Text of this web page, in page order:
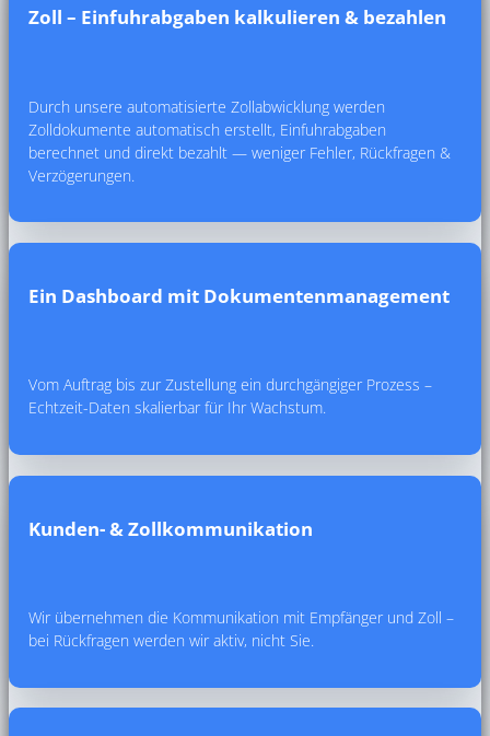
Zoll – Einfuhrabgaben kalkulieren & bezahlen
Durch unsere automatisierte Zollabwicklung werden
Zolldokumente automatisch erstellt, Einfuhrabgaben
berechnet und direkt bezahlt — weniger Fehler, Rückfragen &
Verzögerungen.
Ein Dashboard mit Dokumentenmanagement
Vom Auftrag bis zur Zustellung ein durchgängiger Prozess –
Echtzeit-Daten skalierbar für Ihr Wachstum.
Kunden- & Zollkommunikation
Wir übernehmen die Kommunikation mit Empfänger und Zoll –
bei Rückfragen werden wir aktiv, nicht Sie.